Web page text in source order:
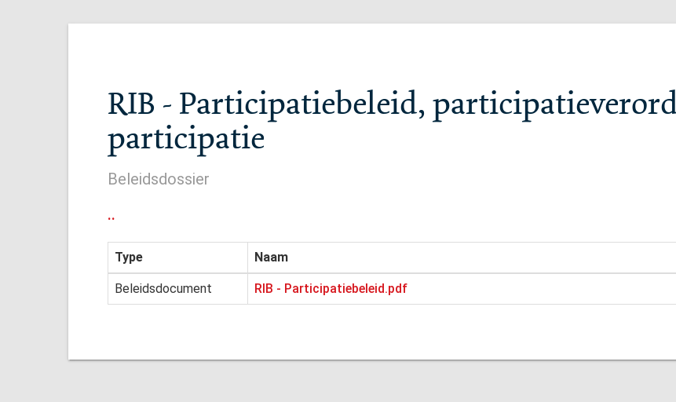
RIB - Participatiebeleid,
participatie
Beleidsdossier
..
Type Naam
Beleidsdocument RIB - Participatiebeleid.pdf